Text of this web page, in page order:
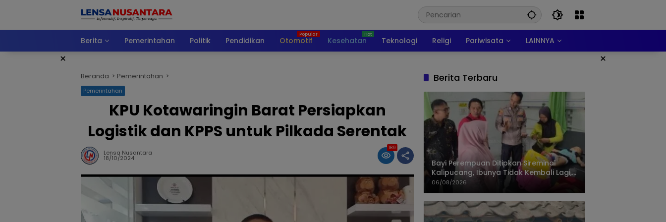
Berita
Pemerintahan Politik Pendidikan Otomotif Kesehatan Teknologi Religi Pariwisata LAINNYA
× ×
Beranda Pemerintahan
Pemerintahan
KPU Kotawaringin Barat Persiapkan
Logistik dan KPPS untuk Pilkada Serentak
Lensa Nusantara
18/10/2024
189
Berita Terbaru
Bayi Perempuan Ditipkan Sireminal
Kalipucang, Ibunya Tidak Kembali Lagi,
Polisi Telusuri Keberadaan Orang Tua
06/08/2026